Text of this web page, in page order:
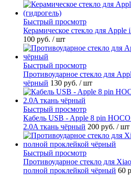
Быстрый просмотр
Керамическое стекло для Apple
100 руб. / шт
Быстрый просмотр
Противоударное стекло для
чёрный 130 руб. / шт
Быстрый просмотр
Кабель USB - Apple 8 pin
2.0A ткань чёрный 200 руб. / шт
Быстрый просмотр
Противоударное стекло для
полной проклейкой чёрный 60